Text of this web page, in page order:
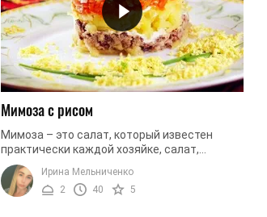
Мимоза с рисом
Мимоза – это салат, который известен
практически каждой хозяйке, салат,
которым мало кого удивишь и не поразишь
оригинальностью, приготовив его для ...
Ирина Мельниченко
2
40 5